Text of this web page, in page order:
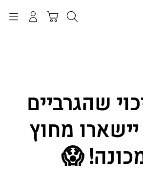
שהגרביים
מחוץ
😱